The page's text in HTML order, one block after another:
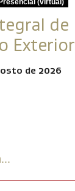
de
Exterior
de 2026